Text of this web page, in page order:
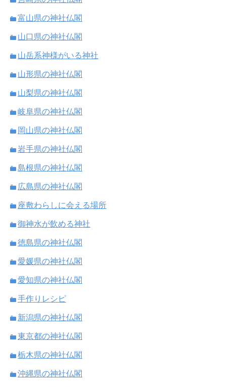
富山県の神社仏閣
山口県の神社仏閣
山岳系神様がいる神社
山形県の神社仏閣
山梨県の神社仏閣
岐阜県の神社仏閣
岡山県の神社仏閣
岩手県の神社仏閣
島根県の神社仏閣
広島県の神社仏閣
座敷わらしに会える場所
御神水が飲める神社
徳島県の神社仏閣
愛媛県の神社仏閣
愛知県の神社仏閣
手作りレシピ
新潟県の神社仏閣
東京都の神社仏閣
栃木県の神社仏閣
沖縄県の神社仏閣